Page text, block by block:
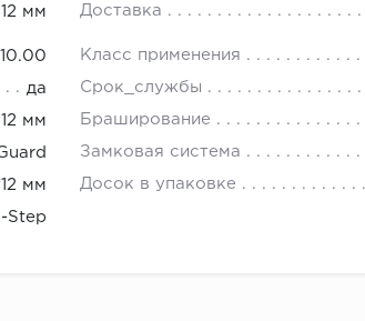
мм Доставка
Класс применения
да Срок_службы
12 мм Браширование
Замковая система
мм Досок в упаковке
Step